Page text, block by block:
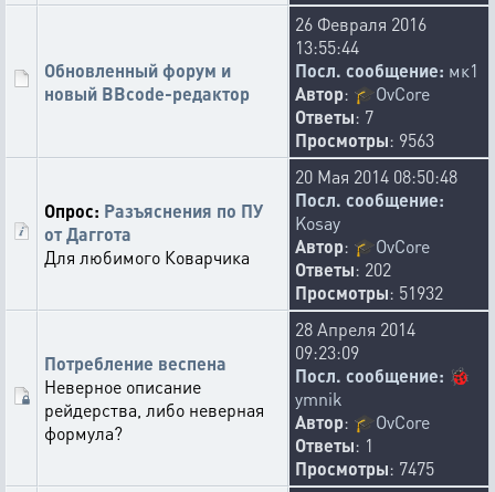
Обновленный форум и
новый BBcode-редактор
26 Февраля 2016
13:55:44
Посл. сообщение: мк1
Автор: 🎓OvCore
Ответы: 7
Просмотры: 9563
Опрос: Разъяснения по ПУ
от Даггота
Для любимого Коварчика
20 Мая 2014 08:50:48
Посл. сообщение:
Kosay
Автор: 🎓OvCore
Ответы: 202
Просмотры: 51932
Потребление веспена
Неверное описание
рейдерства, либо неверная
формула?
28 Апреля 2014
09:23:09
Посл. сообщение: 🐞
ymnik
Автор: 🎓OvCore
Ответы: 1
Просмотры: 7475